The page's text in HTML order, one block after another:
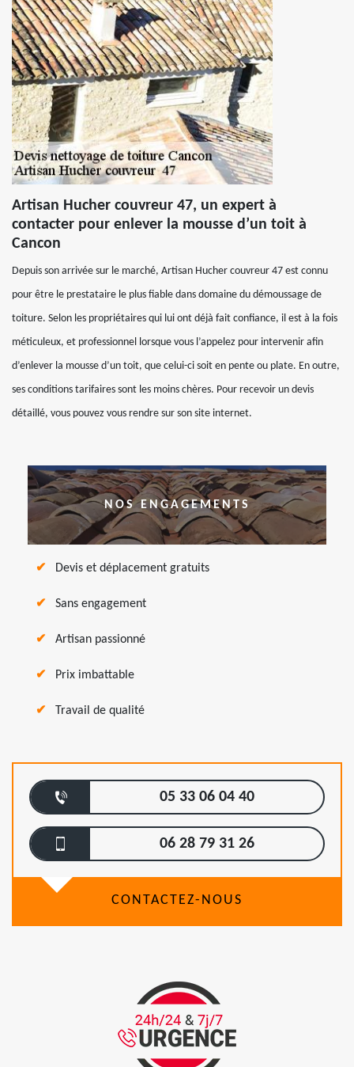
Artisan Hucher couvreur 47, un expert à
contacter pour enlever la mousse d’un toit à
Cancon
Depuis son arrivée sur le marché, Artisan Hucher couvreur 47 est connu
pour être le prestataire le plus fiable dans domaine du démoussage de
toiture. Selon les propriétaires qui lui ont déjà fait confiance, il est à la fois
méticuleux, et professionnel lorsque vous l’appelez pour intervenir afin
d’enlever la mousse d’un toit, que celui-ci soit en pente ou plate. En outre,
ses conditions tarifaires sont les moins chères. Pour recevoir un devis
détaillé, vous pouvez vous rendre sur son site internet.
NOS ENGAGEMENTS
Devis et déplacement gratuits
Sans engagement
Artisan passionné
Prix imbattable
Travail de qualité
05 33 06 04 40
06 28 79 31 26
CONTACTEZ-NOUS